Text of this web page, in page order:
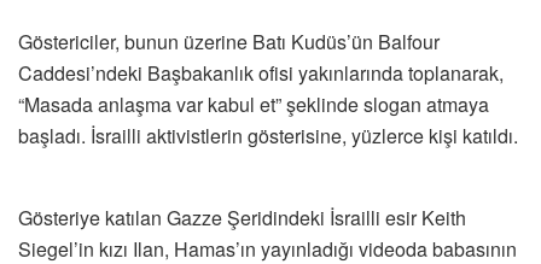
Göstericiler, bunun üzerine Batı Kudüs’ün Balfour
Caddesi’ndeki Başbakanlık ofisi yakınlarında toplanarak,
“Masada anlaşma var kabul et” şeklinde slogan atmaya
başladı. İsrailli aktivistlerin gösterisine, yüzlerce kişi katıldı.
Gösteriye katılan Gazze Şeridindeki İsrailli esir Keith
Siegel’in kızı Ilan, Hamas’ın yayınladığı videoda babasının